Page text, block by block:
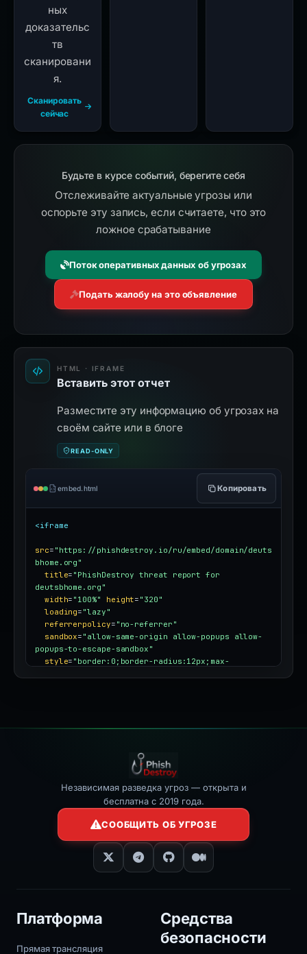
ных
доказательс
тв
сканировани
я.
Сканировать
сейчас
Будьте в курсе событий, берегите себя
Отслеживайте актуальные угрозы или
оспорьте эту запись, если считаете, что это
ложное срабатывание
Поток оперативных данных об угрозах
Подать жалобу на это объявление
HTML · IFRAME
Вставить этот отчет
Разместите эту информацию об угрозах на
своём сайте или в блоге
READ-ONLY
embed.html Копировать
<iframe
src= "https://phishdestroy.io/ru/embed/domain/deuts
bhome.org"
title= "PhishDestroy threat report for
deutsbhome.org"
width= "100%" height= "320"
loading= "lazy"
referrerpolicy= "no-referrer"
sandbox= "allow-same-origin allow-popups allow-
popups-to-escape-sandbox"
style= "border:0;border-radius:12px;max-
Независимая разведка угроз — открыта и
бесплатна с 2019 года.
СООБЩИТЬ ОБ УГРОЗЕ
Платформа
Прямая трансляция
Средства
безопасности